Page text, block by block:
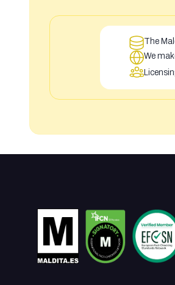
The
We